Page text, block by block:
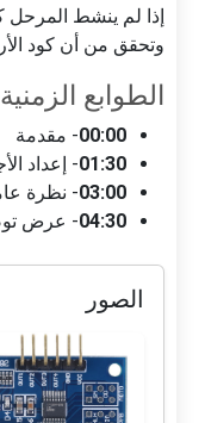
إذا لم ينشط المرحل
وتحقق من أن كود
الطوابع الزمنية
00:00- مقدمة
01:30- إعداد
03:00- نظرة
04:30- عرض
الصور